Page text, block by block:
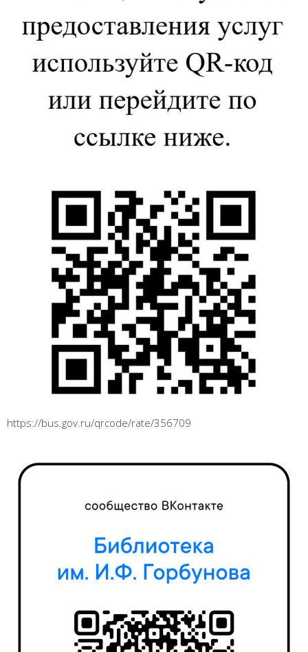
https://bus.gov.ru/qrcode/rate/356709